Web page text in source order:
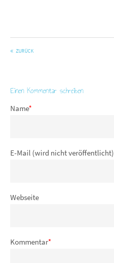
ZURÜCK
Einen Kommentar schreiben
Name*
E-Mail (wird nicht veröffentlicht)
Webseite
Kommentar*